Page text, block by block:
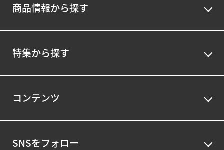
商品情報から探す
特集から探す
コンテンツ
SNSをフォロー